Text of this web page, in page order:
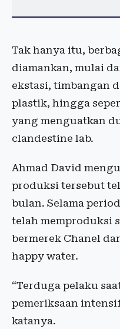
Tak hanya itu,
diamankan, mulai
ekstasi, timbangan
plastik, hingga
yang menguatkan
clandestine lab.
Ahmad David
produksi tersebut
bulan. Selama
telah memproduksi
bermerek Chanel
happy water.
“Terduga pelaku
pemeriksaan
katanya.